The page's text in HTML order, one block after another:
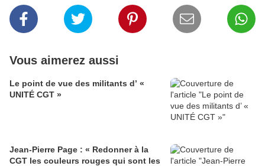
Vous aimerez aussi
Le point de vue des militants d’ «
UNITÉ CGT »
Jean-Pierre Page : « Redonner à la
CGT les couleurs rouges qui sont les